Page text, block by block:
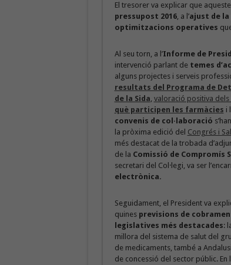
El tresorer va explicar que
pressupost 2016, a l’ajust de la
optimitzacions operatives
Al seu torn, a l’Informe de
intervenció parlant de temes
alguns projectes i serveis
resultats del Programa de
de la Sida, valoració positiva dels
què participen les farmàcies i
convenis de col·laboració
la pròxima edició del Congrés i
més destacat de la trobada
de la Comissió de Compromís
secretari del Col·legi, va ser
electrònica.
Seguidament, el President va
quines previsions de
legislatives més destacades:
millora del sistema de salut del
de medicaments, també a
de concessió del sector públic. En